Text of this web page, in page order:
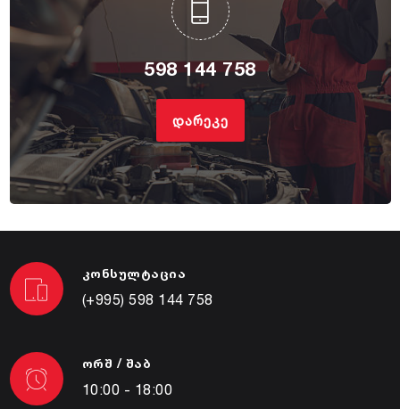
598 144 758
ᲓᲐᲠᲔᲙᲔ
კონსულტაცია
(+995) 598 144 758
ორშ / შაბ
10:00 - 18:00